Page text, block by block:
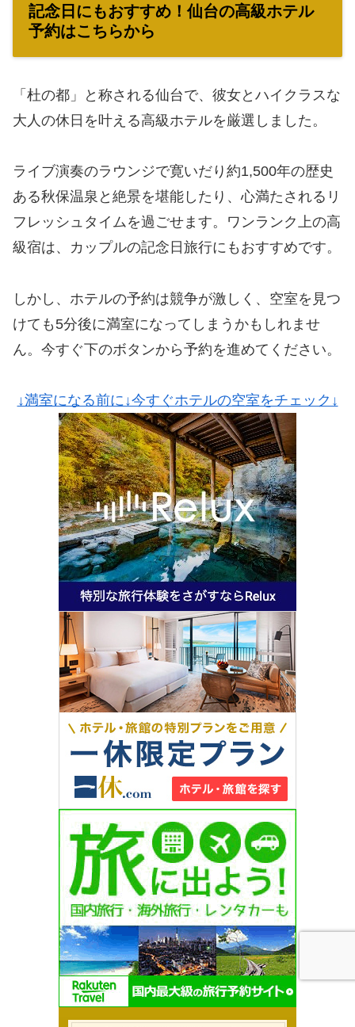
記念日にもおすすめ！仙台の高級ホテル
予約はこちらから
「杜の都」と称される仙台で、彼女とハイクラスな
大人の休日を叶える高級ホテルを厳選しました。
ライブ演奏のラウンジで寛いだり約1,500年の歴史
ある秋保温泉と絶景を堪能したり、心満たされるリ
フレッシュタイムを過ごせます。ワンランク上の高
級宿は、カップルの記念日旅行にもおすすめです。
しかし、ホテルの予約は競争が激しく、空室を見つ
けても5分後に満室になってしまうかもしれませ
ん。今すぐ下のボタンから予約を進めてください。
↓満室になる前に↓今すぐホテルの空室をチェック↓